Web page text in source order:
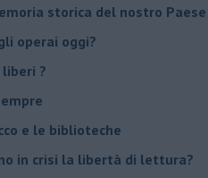
storica del nostro Paese
operai oggi?
?
e le biblioteche
in crisi la libertà di lettura?